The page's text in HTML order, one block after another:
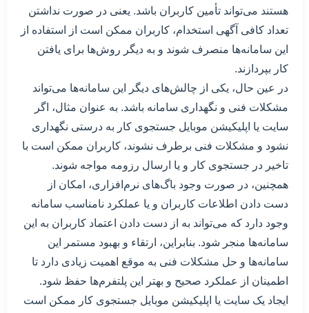
هستند می‌تواند تأمین کاربران باشد. یعنی در صورت نداشتن
تعداد کافی آگهی استخدام، کاربران ممکن است از استفاده از
این سامانه‌ها منصرف شوند و به دیگر روش‌ها برای یافتن
کار بپردازند.
در عین حال، یکی از چالش‌های دیگر این سامانه‌ها می‌تواند
مشکلات فنی و نگهداری سامانه باشد. به عنوان مثال، اگر
سایت یا اپلیکیشن موبایل جستجوی کار به درستی نگهداری
نشود و مشکلات فنی برطرف نشوند، کاربران ممکن است با
تاخیر در جستجوی کار و یا ارسال رزومه مواجه شوند.
همچنین، در صورت وجود باگ‌های نرم‌افزاری، امکان از
دست دادن اطلاعات کاربران و یا عملکرد نامناسب سامانه
وجود دارد که می‌تواند به از دست دادن اعتماد کاربران به این
سامانه‌ها منجر شود. بنابراین، ارتقاء و بهبود مستمر این
سامانه‌ها و حل مشکلات فنی به موقع اهمیت زیادی دارد تا
اطمینان از عملکرد صحیح و بهتر این پلتفرم‌ها حفظ شود.
ایجاد یک سایت یا اپلیکیشن موبایل جستجوی کار ممکن است